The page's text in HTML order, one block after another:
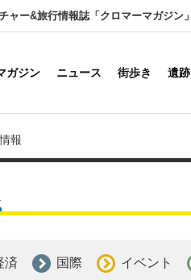
ー&旅行情報誌「クロマーマガジン」
ガジン ニュース 街歩き 遺跡
報
済 国際 イベント